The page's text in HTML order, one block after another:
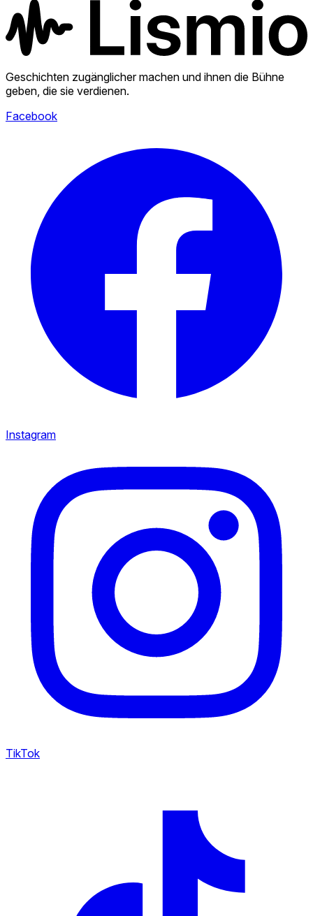
Geschichten zugänglicher machen und ihnen die Bühne
geben, die sie verdienen.
Facebook
Instagram
TikTok